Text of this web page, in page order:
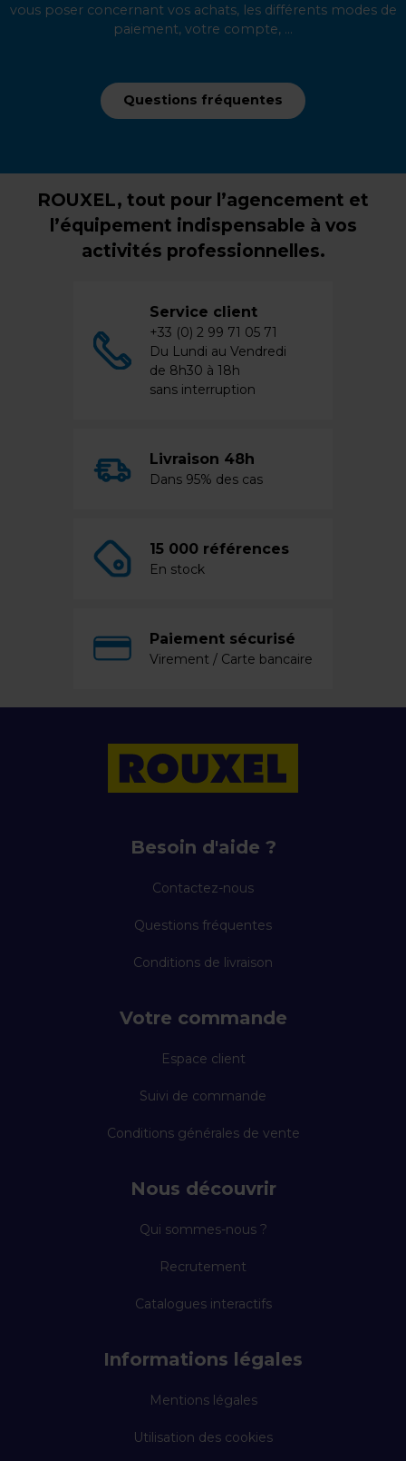
vous poser concernant vos achats, les différents modes de
paiement, votre compte, ...
Questions fréquentes
ROUXEL, tout pour l’agencement et
l’équipement indispensable à vos
activités professionnelles.
Service client
+33 (0) 2 99 71 05 71
Du Lundi au Vendredi
de 8h30 à 18h
sans interruption
Livraison 48h
Dans 95% des cas
15 000 références
En stock
Paiement sécurisé
Virement / Carte bancaire
Besoin d'aide ?
Contactez-nous
Questions fréquentes
Conditions de livraison
Votre commande
Espace client
Suivi de commande
Conditions générales de vente
Nous découvrir
Qui sommes-nous ?
Recrutement
Catalogues interactifs
Informations légales
Mentions légales
Utilisation des cookies